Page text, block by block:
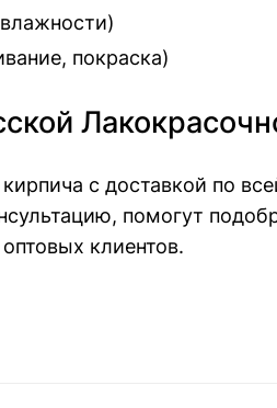
покраска)
с доставкой по
помогут
клиентов.